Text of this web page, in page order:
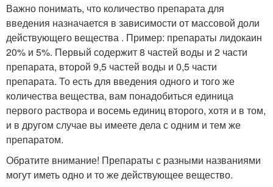
Важно понимать, что количество препарата для
введения назначается в зависимости от массовой доли
действующего вещества . Пример: препараты лидокаин
20% и 5%. Первый содержит 8 частей воды и 2 части
препарата, второй 9,5 частей воды и 0,5 части
препарата. То есть для введения одного и того же
количества вещества, вам понадобиться единица
первого раствора и восемь единиц второго, хотя и в том,
и в другом случае вы имеете дела с одним и тем же
препаратом.
Обратите внимание! Препараты с разными названиями
могут иметь одно и то же действующее вещество.